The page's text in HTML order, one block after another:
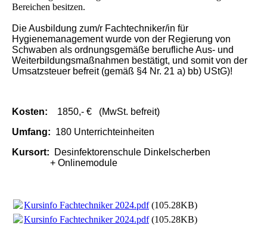
Bereichen besitzen.
Die Ausbildung zum/r Fachtechniker/in für
Hygienemanagement wurde von der Regierung von
Schwaben als ordnungsgemäße berufliche Aus- und
Weiterbildungsmaßnahmen bestätigt, und somit von der
Umsatzsteuer befreit (gemäß §4 Nr. 21 a) bb) UStG)!
Kosten: 1850,- € (MwSt. befreit)
Umfang: 180 Unterrichteinheiten
Kursort: Desinfektorenschule Dinkelscherben
+ Onlinemodule
Kursinfo Fachtechniker 2024.pdf(105.28KB)
Kursinfo Fachtechniker 2024.pdf(105.28KB)